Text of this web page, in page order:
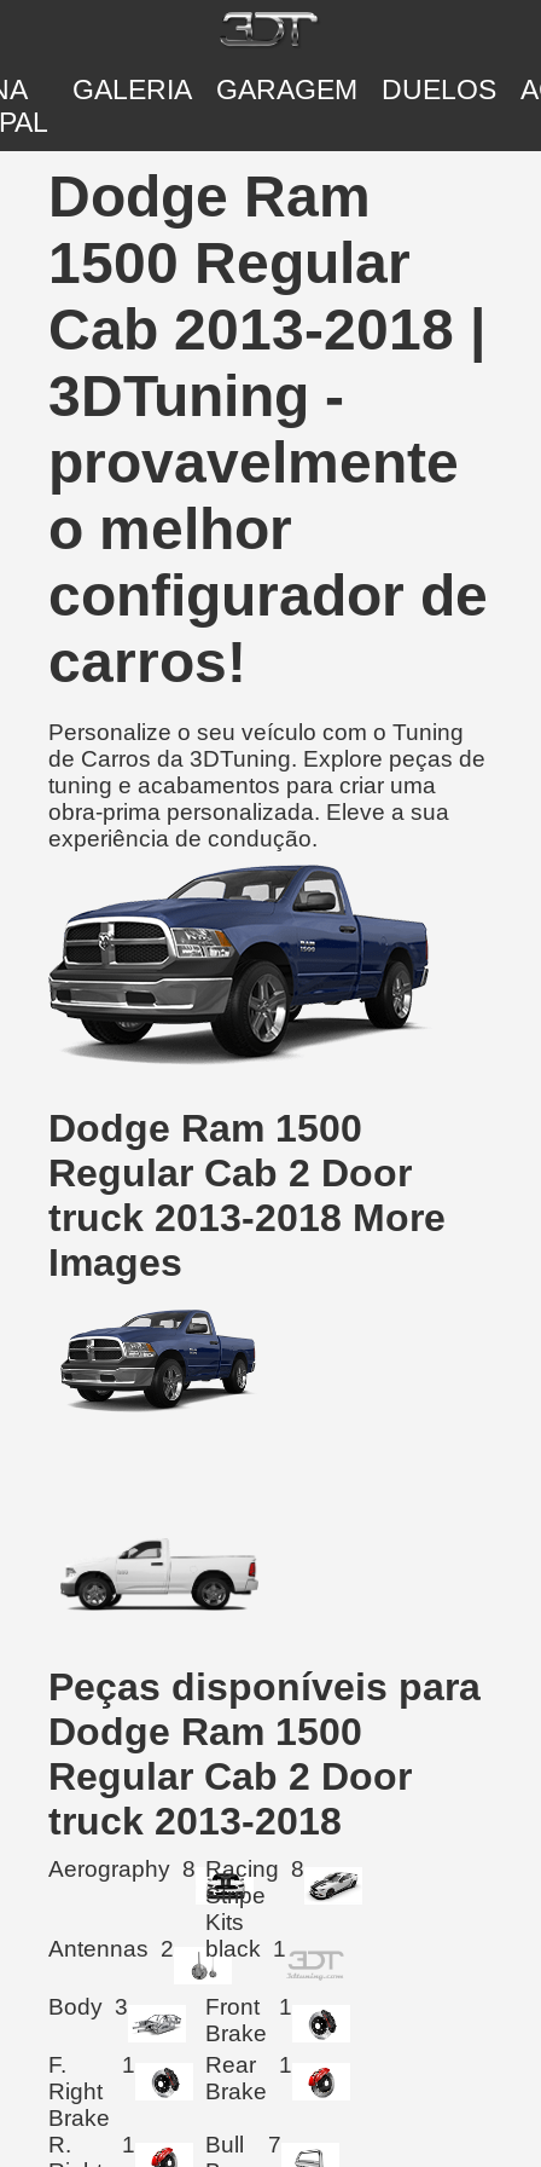
GALERIA GARAGEM DUELOS
Dodge Ram
1500 Regular
Cab 2013-2018 |
3DTuning -
provavelmente
o melhor
configurador de
carros!
Personalize o seu veículo com o Tuning
de Carros da 3DTuning. Explore peças de
tuning e acabamentos para criar uma
obra-prima personalizada. Eleve a sua
experiência de condução.
Dodge Ram 1500
Regular Cab 2 Door
truck 2013-2018 More
Images
Peças disponíveis para
Dodge Ram 1500
Regular Cab 2 Door
truck 2013-2018
Aerography 8 Racing
Stripe
Kits
8
Antennas 2 black 1
Body 3
Front
Brake
1
F.
Right
Brake
1
Rear
Brake
1
R.
1
Bull
7